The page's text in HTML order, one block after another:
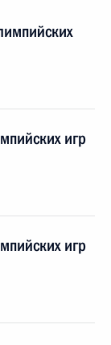
игр
игр